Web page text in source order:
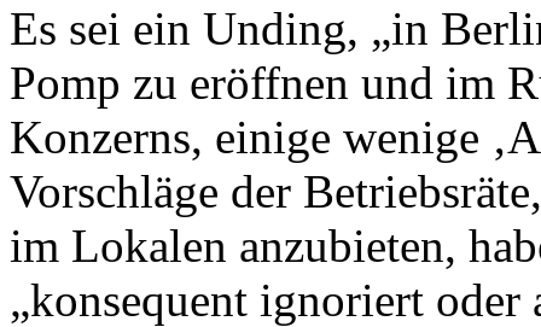
Es sei ein Unding, „in
Pomp zu eröffnen und im
Konzerns, einige wenige
Vorschläge der
im Lokalen anzubieten,
„konsequent ignoriert oder